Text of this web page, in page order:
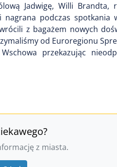
Jadwigę, Willi Brandta,
podczas spotkania
z bagażem nowych
od Euroregionu
przekazując
z miasta.